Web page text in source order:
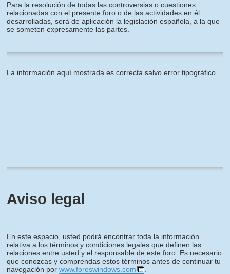
Para la resolución de todas las controversias o cuestiones
relacionadas con el presente foro o de las actividades en él
desarrolladas, será de aplicación la legislación española, a la que
se someten expresamente las partes.
La información aquí mostrada es correcta salvo error tipográfico.
Aviso legal
En este espacio, usted podrá encontrar toda la información
relativa a los términos y condiciones legales que definen las
relaciones entre usted y el responsable de este foro. Es necesario
que conozcas y comprendas estos términos antes de continuar tu
navegación por www.foroswindows.com